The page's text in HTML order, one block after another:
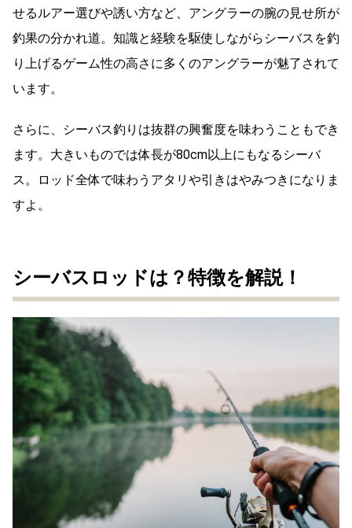
せるルアー選びや誘い方など、アングラーの腕の見せ所が
釣果の分かれ道。知識と経験を駆使しながらシーバスを釣
り上げるゲーム性の高さに多くのアングラーが魅了されて
います。
さらに、シーバス釣りは抜群の興奮度を味わうこともでき
ます。大きいものでは体長が80cm以上にもなるシーバ
ス。ロッド全体で味わうアタリや引きはやみつきになりま
すよ。
シーバスロッドは？特徴を解説！